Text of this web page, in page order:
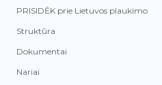
PRISIDĖK prie Lietuvos plaukimo
Struktūra
Dokumentai
Nariai